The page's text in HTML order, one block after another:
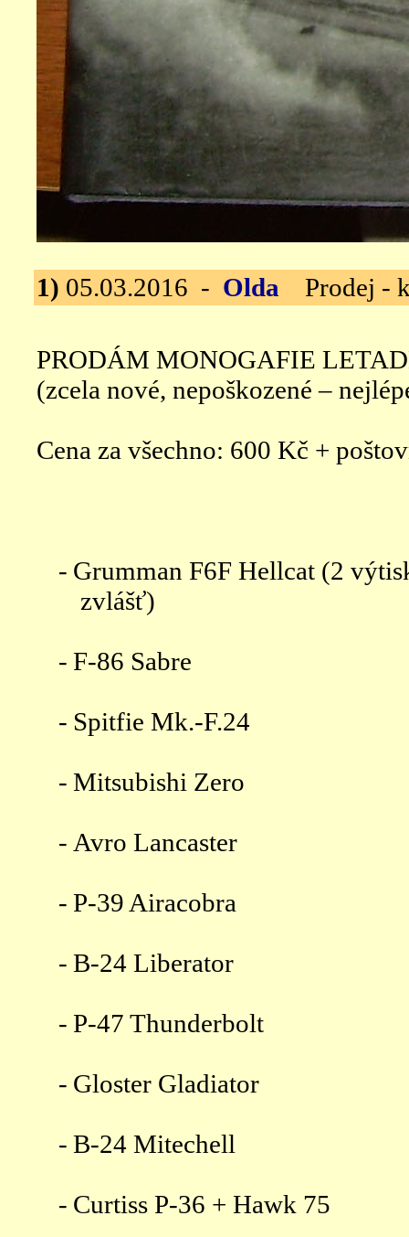
1) 05.03.2016 - Olda Prodej -
PRODÁM MONOGAFIE
(zcela nové, nepoškozené –
Cena za všechno: 600 Kč +
- Grumman F6F Hellcat (2
zvlášť)
- F-86 Sabre
- Spitfie Mk.-F.24
- Mitsubishi Zero
- Avro Lancaster
- P-39 Airacobra
- B-24 Liberator
- P-47 Thunderbolt
- Gloster Gladiator
- B-24 Mitechell
- Curtiss P-36 + Hawk 75